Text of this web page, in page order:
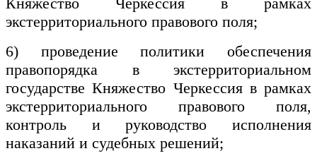
экстерриториального правового поля;
6) проведение политики обеспечения
правопорядка в экстерриториальном
государстве Княжество Черкессия в рамках
экстерриториального правового поля,
контроль и руководство исполнения
наказаний и судебных решений;